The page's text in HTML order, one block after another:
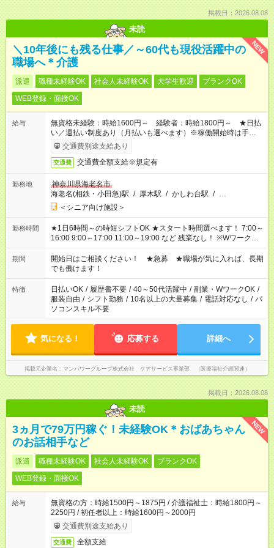
掲載日：2026.08.08
未読
NEW
＼10年後にも残る仕事／～60代も現役活躍中の
職場へ＊介護
派遣 職種未経験OK 社会人未経験OK 大学生歓迎
ブランクOK
WEB登録・面接OK
給与
無資格未経験：時給1600円～ 経験者：時給1800円～ ★日払
い／週払い制度あり（月払いも選べます）※稼働開始時は手続き
完了次第のお支払いとなります。
交通費別途支給あり
交通費 交通費全額支給※規定有
勤務地
神奈川県海老名市
海老名(相鉄・小田急)駅 / 厚木駅 / かしわ台駅 / …
＜シニア向け施設＞
勤務時間
★1日6時間～の時短シフトOK ★スタート時間選べます！ 7:00～
16:00 9:00～17:00 11:00～19:00 など 残業なし！ ※Wワークの
場合、他のお仕事と合わせ週40時間超の就業はご案内できませ
ん ※法令に基づき、週20時間以上勤務は社会保険への加入対象
となります ※労働者派遣法（日雇い派遣の原則禁止）により、
短時間・短期間の就業はご案内が難しい場合があります
期間
開始日はご相談ください！ ★急募 ★職場が気に入れば、長期
でも働けます！
特徴 日払いOK / 履歴書不要 / 40～50代活躍中 / 副業・WワークOK /
服装自由 / シフト勤務 / 10名以上の大量募集 / 電話対応なし / パ
ソコンスキル不要
気になる！ 応募する 詳細へ
掲載元企業名 マンパワーグループ株式会社 ケアサービス事業部 （医療福祉介護関連）
掲載日：2026.08.08
未読
NEW
3ヵ月で79万円稼ぐ！未経験OK＊おばあちゃん
のお話相手など
派遣 職種未経験OK 社会人未経験OK
ブランクOK
WEB登録・面接OK
給与
無資格の方：時給1500円～1875円 / 介護福祉士：時給1800円～
2250円 / 初任者以上：時給1600円～2000円
交通費別途支給あり
交通費 全額支給